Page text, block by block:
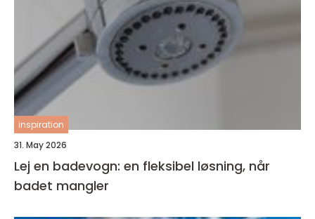
inspiration
31. May 2026
Lej en badevogn: en fleksibel løsning, når
badet mangler